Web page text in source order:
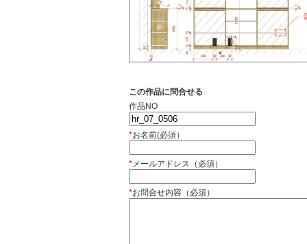
この作品に問合せる
作品NO
*お名前(必須）
*メールアドレス（必須）
*お問合せ内容（必須）